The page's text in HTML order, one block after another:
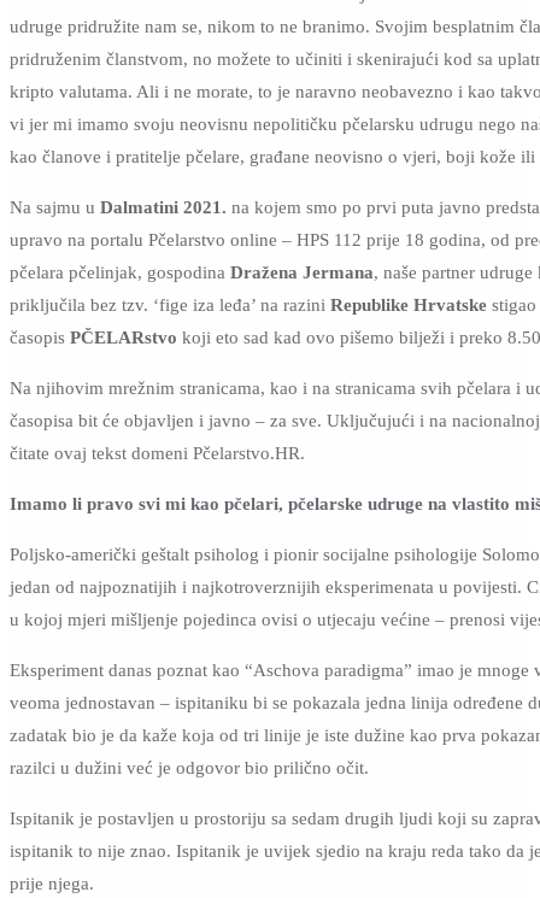
udruge pridružite nam se, nikom to ne branimo. Svojim besplatnim
pridruženim članstvom, no možete to učiniti i skenirajući kod sa
kripto valutama. Ali i ne morate, to je naravno neobavezno i kao
vi jer mi imamo svoju neovisnu nepolitičku pčelarsku udrugu nego
kao članove i pratitelje pčelare, građane neovisno o vjeri, boji kože
Na sajmu u Dalmatini 2021. na kojem smo po prvi puta javno
upravo na portalu Pčelarstvo online – HPS 112 prije 18 godina, od
pčelara pčelinjak, gospodina Dražena Jermana, naše partner
priključila bez tzv. ‘fige iza leđa’ na razini Republike Hrvatske
časopis PČELARstvo koji eto sad kad ovo pišemo bilježi i preko
Na njihovim mrežnim stranicama, kao i na stranicama svih pčelara i
časopisa bit će objavljen i javno – za sve. Uključujući i na
čitate ovaj tekst domeni Pčelarstvo.HR.
Imamo li pravo svi mi kao pčelari, pčelarske udruge na vlastito
Poljsko-američki geštalt psiholog i pionir socijalne psihologije
jedan od najpoznatijih i najkotroverznijih eksperimenata u povijesti.
u kojoj mjeri mišljenje pojedinca ovisi o utjecaju većine – prenosi
Eksperiment danas poznat kao “Aschova paradigma” imao je
veoma jednostavan – ispitaniku bi se pokazala jedna linija određene
zadatak bio je da kaže koja od tri linije je iste dužine kao prva
razilci u dužini već je odgovor bio prilično očit.
Ispitanik je postavljen u prostoriju sa sedam drugih ljudi koji su
ispitanik to nije znao. Ispitanik je uvijek sjedio na kraju reda tako da
prije njega.